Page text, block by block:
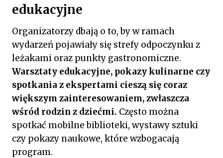
edukacyjne
Organizatorzy dbają o to, by w ramach
wydarzeń pojawiały się strefy odpoczynku z
leżakami oraz punkty gastronomiczne.
Warsztaty edukacyjne, pokazy kulinarne czy
spotkania z ekspertami cieszą się coraz
większym zainteresowaniem, zwłaszcza
wśród rodzin z dziećmi. Często można
spotkać mobilne biblioteki, wystawy sztuki
czy pokazy naukowe, które wzbogacają
program.